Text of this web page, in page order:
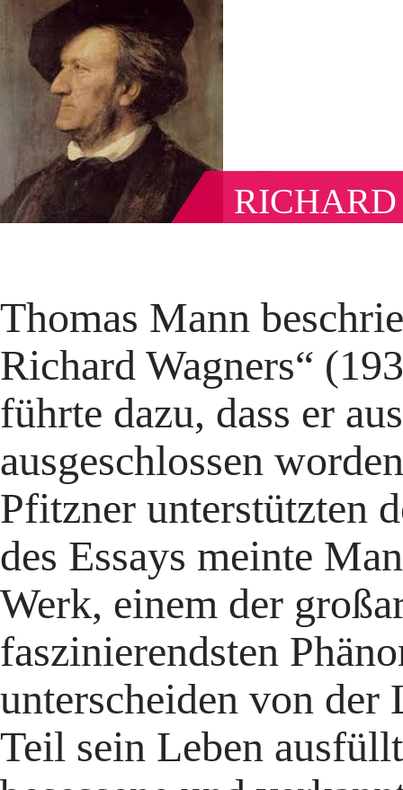
Thomas Mann
Richard Wagners“
führte dazu, dass er
ausgeschlossen
Pfitzner unterstützten
des Essays meinte
Werk, einem der
faszinierendsten
unterscheiden von der
Teil sein Leben